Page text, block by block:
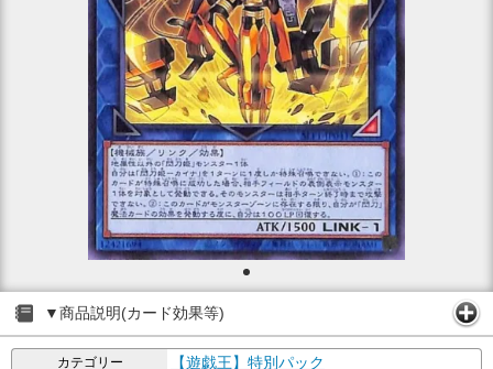
▼商品説明(カード効果等)
カテゴリー 【遊戯王】特別パック